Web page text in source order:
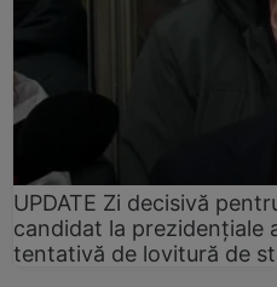
UPDATE Zi decisivă
candidat la prezidențiale
tentativă de lovitură de